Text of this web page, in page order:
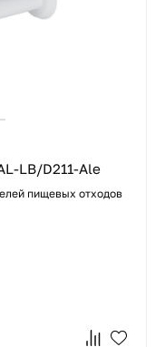
LB/D211-Ale
пищевых отходов